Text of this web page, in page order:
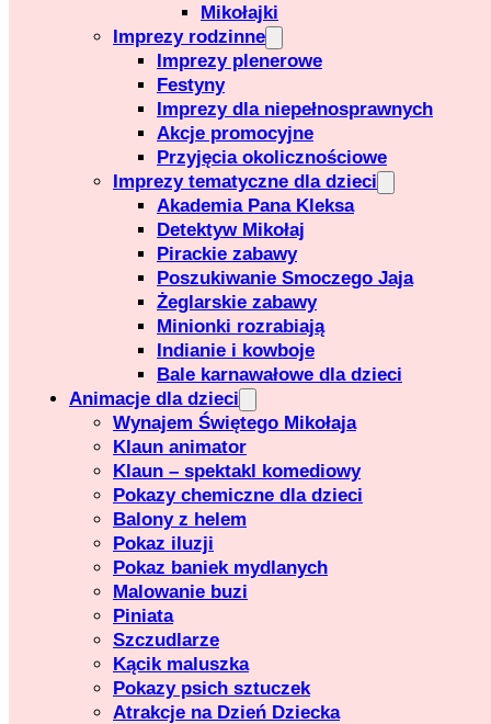
Mikołajki
Imprezy rodzinne
Imprezy plenerowe
Festyny
Imprezy dla niepełnosprawnych
Akcje promocyjne
Przyjęcia okolicznościowe
Imprezy tematyczne dla dzieci
Akademia Pana Kleksa
Detektyw Mikołaj
Pirackie zabawy
Poszukiwanie Smoczego Jaja
Żeglarskie zabawy
Minionki rozrabiają
Indianie i kowboje
Bale karnawałowe dla dzieci
Animacje dla dzieci
Wynajem Świętego Mikołaja
Klaun animator
Klaun – spektakl komediowy
Pokazy chemiczne dla dzieci
Balony z helem
Pokaz iluzji
Pokaz baniek mydlanych
Malowanie buzi
Piniata
Szczudlarze
Kącik maluszka
Pokazy psich sztuczek
Atrakcje na Dzień Dziecka